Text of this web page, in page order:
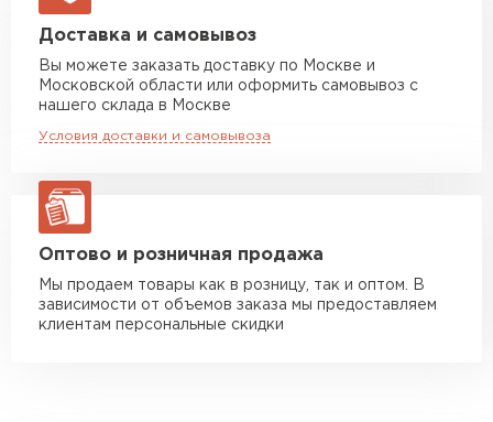
Машина до 20 тн до 80 м3
Манипулятор до 5 тн
макс. длина груза 6 м
от 7 000 руб
макс. длина груза 8 м
Манипулятор до 20 тн
макс. длина груза 13,5 м
ЗАКАЗАТЬ С ДОСТАВКОЙ
Доставка и самовывоз
Вы можете заказать доставку по Москве и
Московской области или оформить самовывоз с
нашего склада в Москве
Условия доставки и самовывоза
Оптово и розничная продажа
Мы продаем товары как в розницу, так и оптом. В
зависимости от объемов заказа мы предоставляем
клиентам персональные скидки